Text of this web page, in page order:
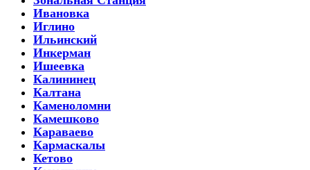
Ивановка
Иглино
Ильинский
Инкерман
Ишеевка
Калининец
Калтана
Каменоломни
Камешково
Караваево
Кармаскалы
Кетово